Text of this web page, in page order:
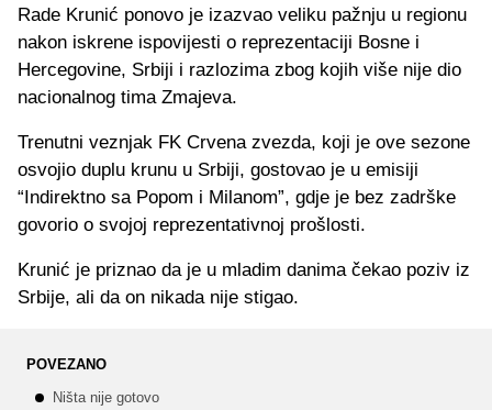
Rade Krunić ponovo je izazvao veliku pažnju u regionu
nakon iskrene ispovijesti o reprezentaciji Bosne i
Hercegovine, Srbiji i razlozima zbog kojih više nije dio
nacionalnog tima Zmajeva.
Trenutni veznjak FK Crvena zvezda, koji je ove sezone
osvojio duplu krunu u Srbiji, gostovao je u emisiji
“Indirektno sa Popom i Milanom”, gdje je bez zadrške
govorio o svojoj reprezentativnoj prošlosti.
Krunić je priznao da je u mladim danima čekao poziv iz
Srbije, ali da on nikada nije stigao.
POVEZANO
Ništa nije gotovo